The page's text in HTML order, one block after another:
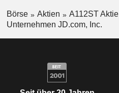
Börse Aktien
A112ST Aktie
Unternehmen JD.com, Inc.